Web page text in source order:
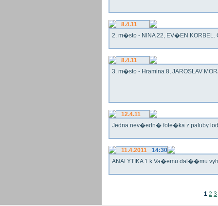
8.4.11
2. m�sto - NINA 22, EV�EN KORBEL.
8.4.11
3. m�sto - Hramina 8, JAROSLAV
12.4.11
Jedna nev�edn� fote�ka z paluby
11.4.2011
14:30
ANALYTIKA 1 k Va�emu dal��mu
1 2 3